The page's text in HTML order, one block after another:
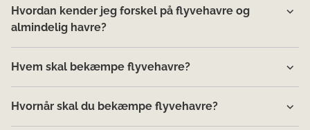
Hvordan kender jeg forskel på flyvehavre og
almindelig havre?
Hvem skal bekæmpe flyvehavre?
Hvornår skal du bekæmpe flyvehavre?